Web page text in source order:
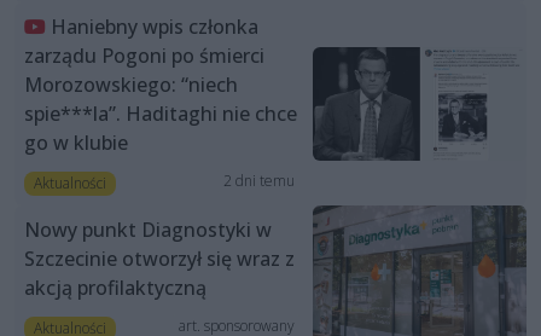
Haniebny wpis członka
zarządu Pogoni po śmierci
Morozowskiego: “niech
spie***la”. Haditaghi nie chce
go w klubie
Aktualności 2 dni temu
Nowy punkt Diagnostyki w
Szczecinie otworzył się wraz z
akcją profilaktyczną
Aktualności art. sponsorowany